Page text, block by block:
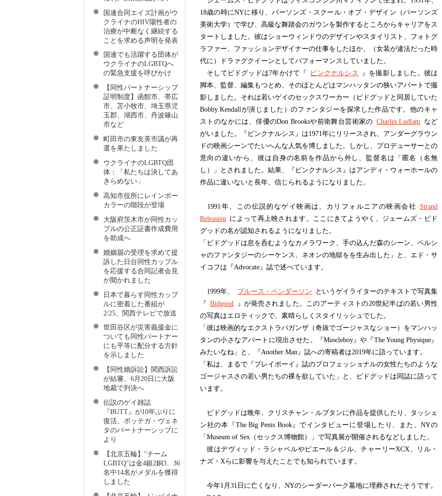
18歳の時にNYに移り、パーソンズ・スクール・オブ・デザイン（パーソンズ
美術大学）で学び、高級な舞踏会のガウンを製作するところからキャリアをス
タートしました。彼はショーウィンドウのデザインやスタイリスト、フォトグ
ラファー、ファッションデザイナーの仕事をしたほか、（女装が違法だった時
代に）ドラァグクイーンとしてパフォーマンスしていました。
そしてビドグッドは7年かけて『
ピンクナルシス
』を撮影しました。彼は
脚本、監督、編集もつとめ、そのほとんどはマンハッタンの狭いアパートで撮
影しました。それは若いゲイのセックスワーカー（ビドグッドと同居していた
Bobby Kendallが演じました）のファンタジーを探求した作品です。他のキャ
ストのなかには、俳優のDon Brooksや前衛舞台芸術家の Charles Ludlam など
がいました。『ピンクナルシス』は1971年にリリースされ、アンダーグラウン
ドの映画シーンでたいへんな人気を博しました。しかし、プロデューサーとの
意向の違いから、彼は自身の名前を作品から外し、監督名は「匿名（名無
し）」とされました。結果、『ピンクナルシス』はアンディ・ウォーホールの
作品に違いないと長年、信じられるようになりました。
1991年、この伝説的なゲイ映画は、カリフォルニアの映画会社
Strand
Releasing によって再上映されます。ここにきてようやく、ジェームズ・ビド
グッドの名が認知されるようになりました。
「ビドグッドは息を呑むようなカメラワーク、手の込んだ森のシーン、ペルシ
ャのファンタジーのシーケンス、ネオンの地獄をを生み出した」と、エド・サ
イコフは『Advocate』誌で述べています。
1999年、 ブルース・ベンダーソン
というゲイライターのテキストで写真集
『
Bidgood 』が発売されました。このアーティストの20世紀半ばの若い男性
の写真はエロティックで、素晴らしくスタイリッシュでした。
「彼は映画的なエクストラバガンザ（奇抜でゴージャスなショー）をマンハッ
タンの小さなアパートに現出させた。『Muscleboy』や『The Young Physique』
みたいなね」と、『Another Man』誌への寄稿者は2019年に語っています。
「私は、まるで『プレイボーイ』誌のプロフェッショナルの女性たちのような
ゴージャスさの若い男たちの裸を欲していた」と、ビドグッドは同誌に語って
います。
ビドグッドは晩年、クリスチャン・ルブタンに作品を提供したり、タッシェ
ン社の本『The Big Penis Book』でインタビューに登場したり、また、NYの
「Museum of Sex（セックス博物館）」で写真展が開催されるなどしました。
彼はデヴィッド・ラシャペルやピエール＆ジル、チャーリーXCX、リル・
ナズ・Xらに影響を与えたことでも知られています。
今年1月31日に亡くなり、NYのシーダーパーク墓地に埋葬されたそうです。
国連合同エイズ計画がウ
クライナのHIV陽性者の
治療が中断なく継続する
ことを求める声明を発表
国連でも活躍する団体が
ウクライナのLGBTQへ
の緊急支援を呼びかけ
【同性パートナーシップ
証明制度】函館市、帯広
市、苫小牧市、埼玉県児
玉郡、湖西市、丹波篠山
市など
町田市の東友美市議が再
選を果たしました
ウクライナのLGBTQ団
体：「私たちは決してあ
きらめない」
高知市役所にレインボー
カラーの階段が登場
大阪府茨木市が同性カッ
プルの公正証書作成費用
を助成へ
婚姻届の受理を求めて提
訴した日台同性カップル
を応援する合同記者会見
が開かれました
日本で暮らす同性カップ
ルに密着した番組が
2/25、関西テレビで放送
世田谷区が災害義援金に
ついても同性パートナー
にも平等に配分する方針
を示しました
【同性婚訴訟】関西訴訟
が結審、6月20日に大阪
地裁で判決へ
伝説のゲイ雑誌
『BUTT』が10年ぶりに
復活、ボッテガ・ヴェネ
タのパートナーシップに
より
【北京五輪】"チーム
LGBTQ"は金4銀2銅3、36
名中14名がメダルを獲得
しました